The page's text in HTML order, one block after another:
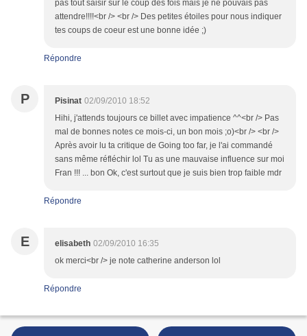
pas tout saisir sur le coup dès fois mais je ne pouvais pas
attendre!!!!<br /> <br /> Des petites étoiles pour nous indiquer
tes coups de coeur est une bonne idée ;)
Répondre
P Pisinat 02/09/2010 18:52
Hihi, j'attends toujours ce billet avec impatience ^^<br /> Pas
mal de bonnes notes ce mois-ci, un bon mois ;o)<br /> <br />
Après avoir lu ta critique de Going too far, je l'ai commandé
sans même réfléchir lol Tu as une mauvaise influence sur moi
Fran !!! ... bon Ok, c'est surtout que je suis bien trop faible mdr
Répondre
E elisabeth 02/09/2010 16:35
ok merci<br /> je note catherine anderson lol
Répondre